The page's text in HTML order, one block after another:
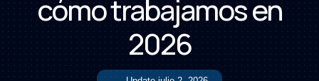
cómo trabajamos en
2026